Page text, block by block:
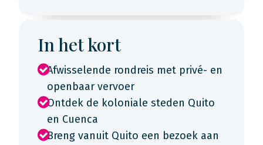
In het kort
Afwisselende rondreis met privé- en
openbaar vervoer
Ontdek de koloniale steden Quito
en Cuenca
Breng vanuit Quito een bezoek aan